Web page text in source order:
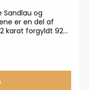
Sandlau og
er en del af
karat forgyldt 925
Øreringene
mm.